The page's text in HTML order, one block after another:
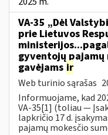
VA-35 „Dėl
prie Lietuvos
gyventojų pajamų
gavėjams ir
Web turinio sąrašas
Informuojame, kad
VA-35[1] (toliau —
lapkričio 17 d.
pajamų mokesčio